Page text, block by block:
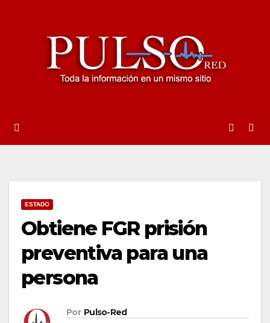
ESTADO
Obtiene FGR prisión
preventiva para una
persona
Por Pulso-Red